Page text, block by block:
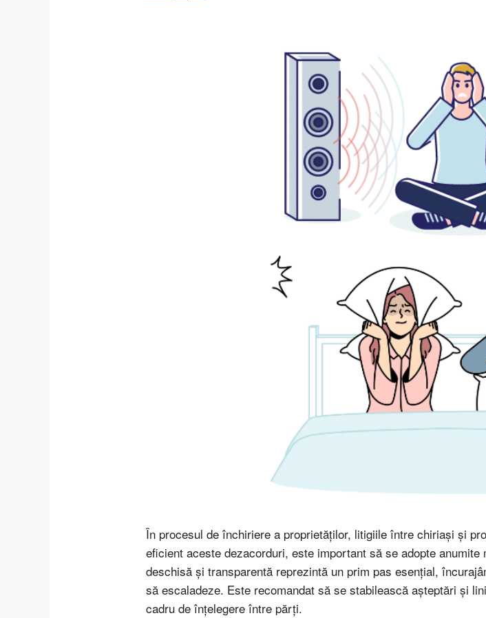
În procesul de închiriere a proprietăților, litigiile între chiriași și
eficient aceste dezacorduri, este important să se adopte
deschisă și transparentă reprezintă un prim pas esențial,
să escaladeze. Este recomandat să se stabilească așteptări și
cadru de înțelegere între părți.